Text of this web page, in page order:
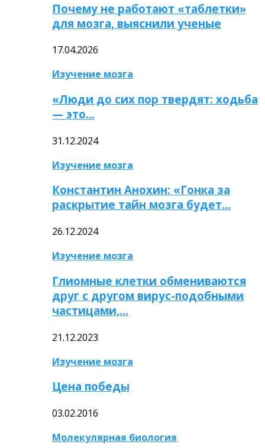
Почему не работают «таблетки»
для мозга, выяснили ученые
17.04.2026
Изучение мозга
«Люди до сих пор твердят: ходьба
— это…
31.12.2024
Изучение мозга
Константин Анохин: «Гонка за
раскрытие тайн мозга будет…
26.12.2024
Изучение мозга
Глиомные клетки обмениваются
друг с другом вирус-подобными
частицами,…
21.12.2023
Изучение мозга
Цена победы
03.02.2016
Молекулярная биология